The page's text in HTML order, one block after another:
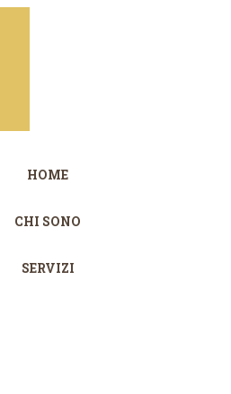
HOME
CHI SONO
SERVIZI